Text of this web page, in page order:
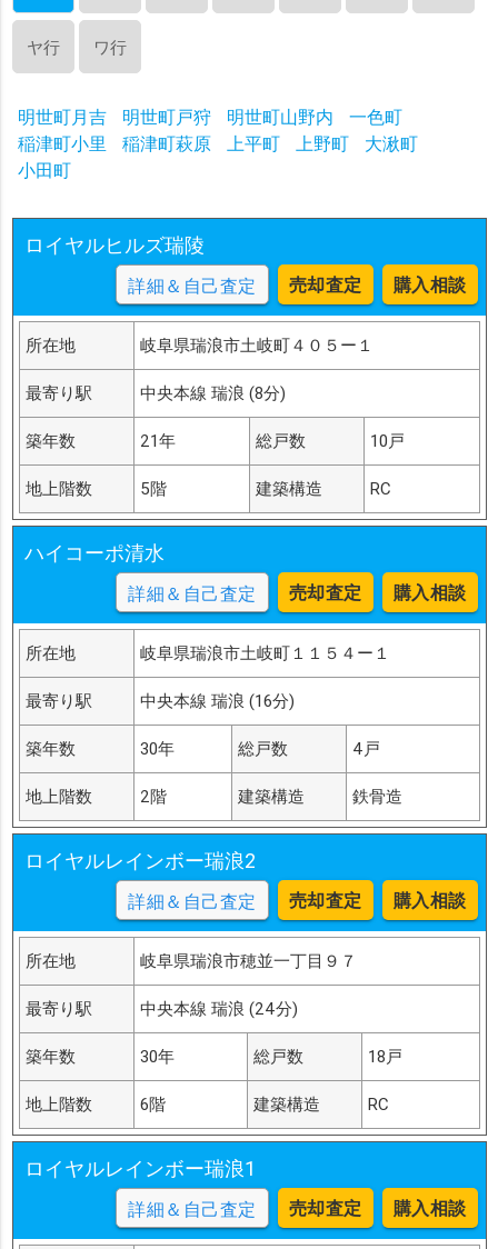
ヤ行 ワ行
明世町月吉 明世町戸狩 明世町山野内
一色町
稲津町小里
稲津町萩原 上平町 上野町
大湫町
小田町
ロイヤルヒルズ瑞陵
詳細＆自己査定 売却査定 購入相談
所在地 岐阜県瑞浪市土岐町４０５ー１
最寄り駅 中央本線 瑞浪 (8分)
築年数 21年 総戸数 10戸
地上階数 5階 建築構造 RC
ハイコーポ清水
詳細＆自己査定 売却査定 購入相談
所在地 岐阜県瑞浪市土岐町１１５４ー１
最寄り駅 中央本線 瑞浪 (16分)
築年数 30年 総戸数 4戸
地上階数 2階 建築構造 鉄骨造
ロイヤルレインボー瑞浪2
詳細＆自己査定 売却査定 購入相談
所在地 岐阜県瑞浪市穂並一丁目９７
最寄り駅 中央本線 瑞浪 (24分)
築年数 30年 総戸数 18戸
地上階数 6階 建築構造 RC
ロイヤルレインボー瑞浪1
詳細＆自己査定 売却査定 購入相談